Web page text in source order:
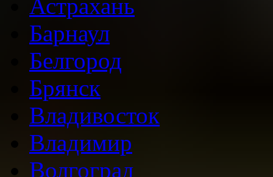
Астрахань
Барнаул
Белгород
Брянск
Владивосток
Владимир
Волгоград